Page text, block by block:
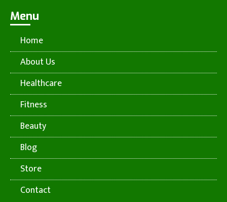
Menu
Home
About Us
Healthcare
Fitness
Beauty
Blog
Store
Contact